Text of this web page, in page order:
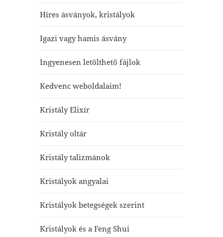
Híres ásványok, kristályok
Igazi vagy hamis ásvány
Ingyenesen letölthető fájlok
Kedvenc weboldalaim!
Kristály Elixír
Kristály oltár
Kristály talizmánok
Kristályok angyalai
Kristályok betegségek szerint
Kristályok és a Feng Shui